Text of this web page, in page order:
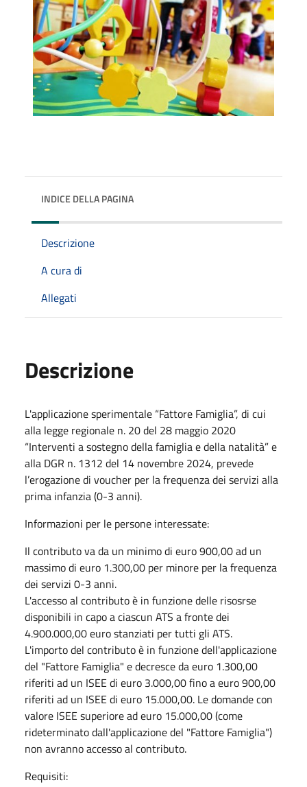
INDICE DELLA PAGINA
Descrizione
A cura di
Allegati
Descrizione
L'applicazione sperimentale “Fattore Famiglia”, di cui
alla legge regionale n. 20 del 28 maggio 2020
“Interventi a sostegno della famiglia e della natalità” e
alla DGR n. 1312 del 14 novembre 2024, prevede
l’erogazione di voucher per la frequenza dei servizi alla
prima infanzia (0-3 anni).
Informazioni per le persone interessate:
Il contributo va da un minimo di euro 900,00 ad un
massimo di euro 1.300,00 per minore per la frequenza
dei servizi 0-3 anni.
L'accesso al contributo è in funzione delle risosrse
disponibili in capo a ciascun ATS a fronte dei
4.900.000,00 euro stanziati per tutti gli ATS.
L'importo del contributo è in funzione dell'applicazione
del "Fattore Famiglia" e decresce da euro 1.300,00
riferiti ad un ISEE di euro 3.000,00 fino a euro 900,00
riferiti ad un ISEE di euro 15.000,00. Le domande con
valore ISEE superiore ad euro 15.000,00 (come
rideterminato dall'applicazione del "Fattore Famiglia")
non avranno accesso al contributo.
Requisiti: